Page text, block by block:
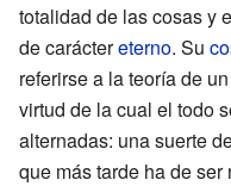
totalidad de las cosas y
de caráctereterno. Su
referirse a la teoría de
virtud de la cual el todo
alternadas: una suerte
que más tarde ha de